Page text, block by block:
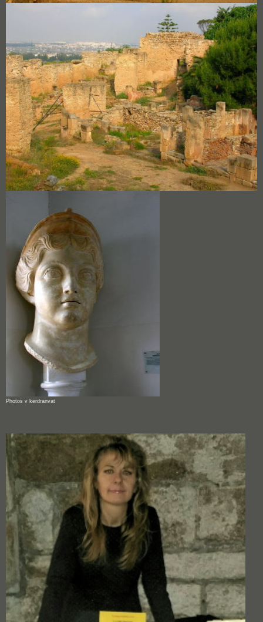
Photos v kerdranvat